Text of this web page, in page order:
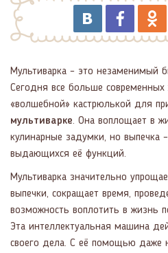
Мультиварка – это незаменимый
Сегодня все больше
«волшебной» кастрюлькой для
мультиварке. Она воплощает в
кулинарные задумки, но выпечка
выдающихся её функций.
Мультиварка значительно
выпечки, сокращает время,
возможность воплотить в жизнь
Эта интеллектуальная машина
своего дела. С её помощью даже